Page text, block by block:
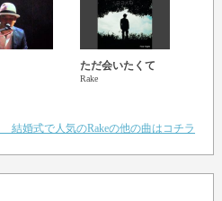
ただ会いたくて
Rake
結婚式で人気のRakeの他の曲はコチラ